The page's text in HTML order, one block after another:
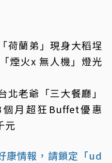
荷蘭弟」現身大稻埕
煙火x 無人機」燈光
北老爺「三大餐廳」
月超狂Buffet優惠
元
康情報，請鎖定「ud